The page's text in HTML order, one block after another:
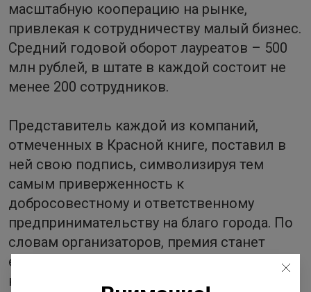
масштабную кооперацию на рынке,
привлекая к сотрудничеству малый бизнес.
Средний годовой оборот лауреатов – 500
млн рублей, в штате в каждой состоит не
менее 200 сотрудников.
Представитель каждой из компаний,
отмеченных в Красной книге, поставил в
ней свою подпись, символизируя тем
самым приверженность к
добросовестному и ответственному
предпринимательству на благо города. По
словам организаторов, премия станет
ежегодной, и книга будет пополняться все
новыми компаниями.